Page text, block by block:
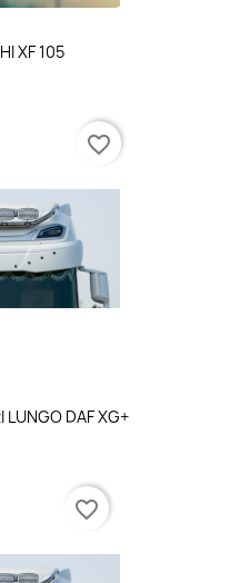
XF 105
LUNGO DAF XG+
favorite_border
favorite_border